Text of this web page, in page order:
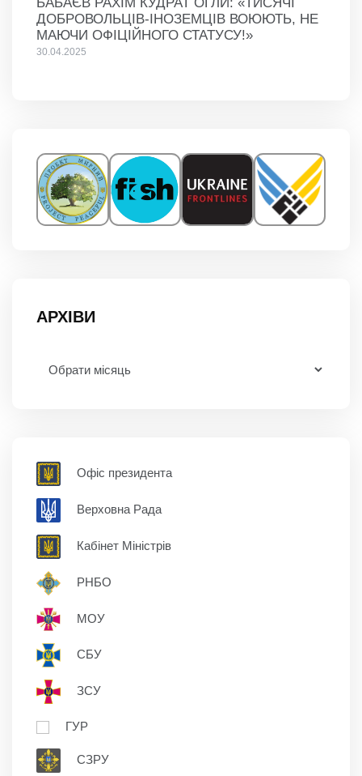
ДОБРОВОЛЬЦІВ-ІНОЗЕМЦІВ ВОЮЮТЬ, НЕ
МАЮЧИ ОФІЦІЙНОГО СТАТУСУ!»
30.04.2025
АРХІВИ
Офіс президента
Верховна Рада
Кабінет Міністрів
РНБО
МОУ
СБУ
ЗСУ
ГУР
СЗРУ